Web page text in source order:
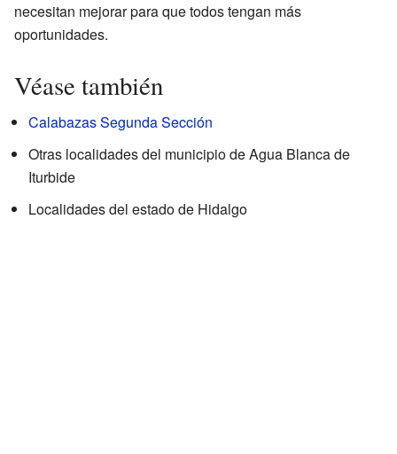
necesitan mejorar para que todos tengan más
oportunidades.
Véase también
Calabazas Segunda Sección
Otras localidades del municipio de Agua Blanca de
Iturbide
Localidades del estado de Hidalgo